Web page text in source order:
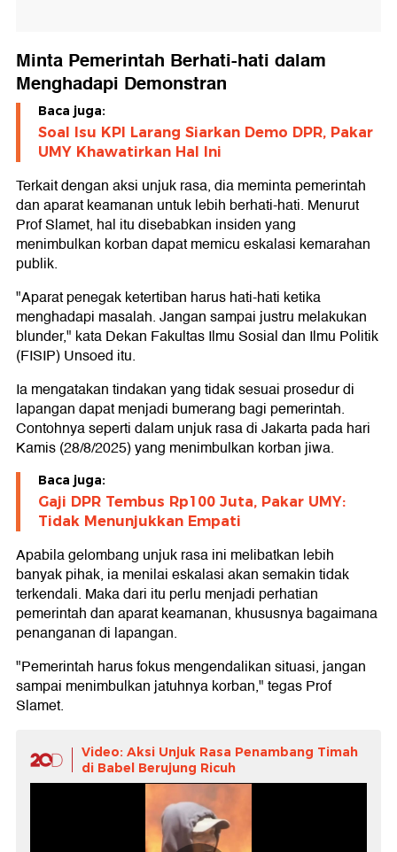
Minta Pemerintah Berhati-hati dalam
Menghadapi Demonstran
Baca juga:
Soal Isu KPI Larang Siarkan Demo DPR, Pakar
UMY Khawatirkan Hal Ini
Terkait dengan aksi unjuk rasa, dia meminta pemerintah
dan aparat keamanan untuk lebih berhati-hati. Menurut
Prof Slamet, hal itu disebabkan insiden yang
menimbulkan korban dapat memicu eskalasi kemarahan
publik.
"Aparat penegak ketertiban harus hati-hati ketika
menghadapi masalah. Jangan sampai justru melakukan
blunder," kata Dekan Fakultas Ilmu Sosial dan Ilmu Politik
(FISIP) Unsoed itu.
Ia mengatakan tindakan yang tidak sesuai prosedur di
lapangan dapat menjadi bumerang bagi pemerintah.
Contohnya seperti dalam unjuk rasa di Jakarta pada hari
Kamis (28/8/2025) yang menimbulkan korban jiwa.
Baca juga:
Gaji DPR Tembus Rp100 Juta, Pakar UMY:
Tidak Menunjukkan Empati
Apabila gelombang unjuk rasa ini melibatkan lebih
banyak pihak, ia menilai eskalasi akan semakin tidak
terkendali. Maka dari itu perlu menjadi perhatian
pemerintah dan aparat keamanan, khususnya bagaimana
penanganan di lapangan.
"Pemerintah harus fokus mengendalikan situasi, jangan
sampai menimbulkan jatuhnya korban," tegas Prof
Slamet.
Video: Aksi Unjuk Rasa Penambang Timah
di Babel Berujung Ricuh